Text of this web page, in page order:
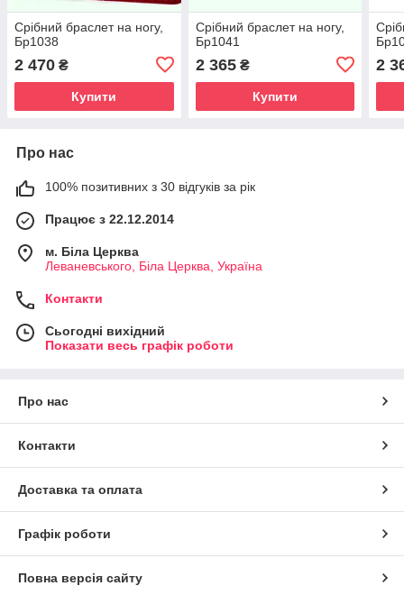
Срібний браслет на ногу,
Бр1038
2 470 ₴
Купити
Срібний браслет на ногу,
Бр1041
2 365₴
Купити
2
Про нас
100% позитивних з 30 відгуків за рік
Працює з 22.12.2014
м. Біла Церква
Леваневського, Біла Церква, Україна
Контакти
Сьогодні вихідний
Показати весь графік роботи
Про нас
Контакти
Доставка та оплата
Графік роботи
Повна версія сайту